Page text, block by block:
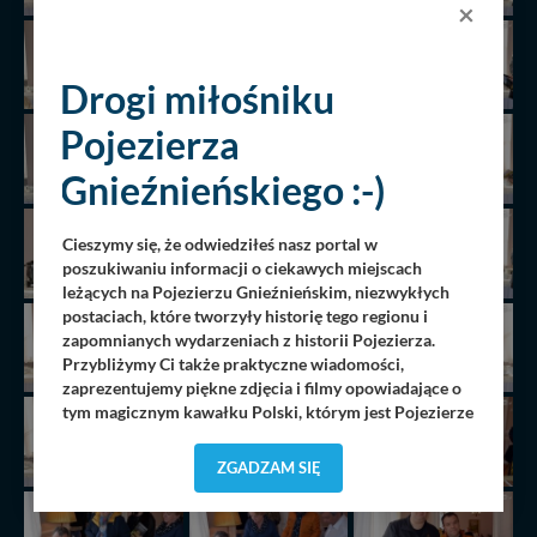
×
Drogi miłośniku
Pojezierza
Gnieźnieńskiego :-)
Cieszymy się, że odwiedziłeś nasz portal w
poszukiwaniu informacji o ciekawych miejscach
leżących na Pojezierzu Gnieźnieńskim, niezwykłych
postaciach, które tworzyły historię tego regionu i
zapomnianych wydarzeniach z historii Pojezierza.
Przybliżymy Ci także praktyczne wiadomości,
zaprezentujemy piękne zdjęcia i filmy opowiadające o
tym magicznym kawałku Polski, którym jest Pojezierze
Pojezierze Gnieźnieńskie odkrywać dla Ciebie na
składający się z pasjonatów, miłośników, czy wręcz
osób zakochanych w naszej
„małej Ojczyźnie
każdego
ZGADZAM SIĘ